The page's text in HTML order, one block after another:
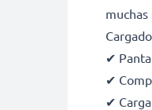
muchas
✔
✔
✔